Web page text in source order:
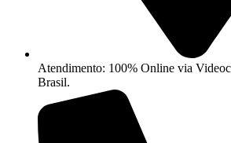
Atendimento: 100% Online via
Brasil.